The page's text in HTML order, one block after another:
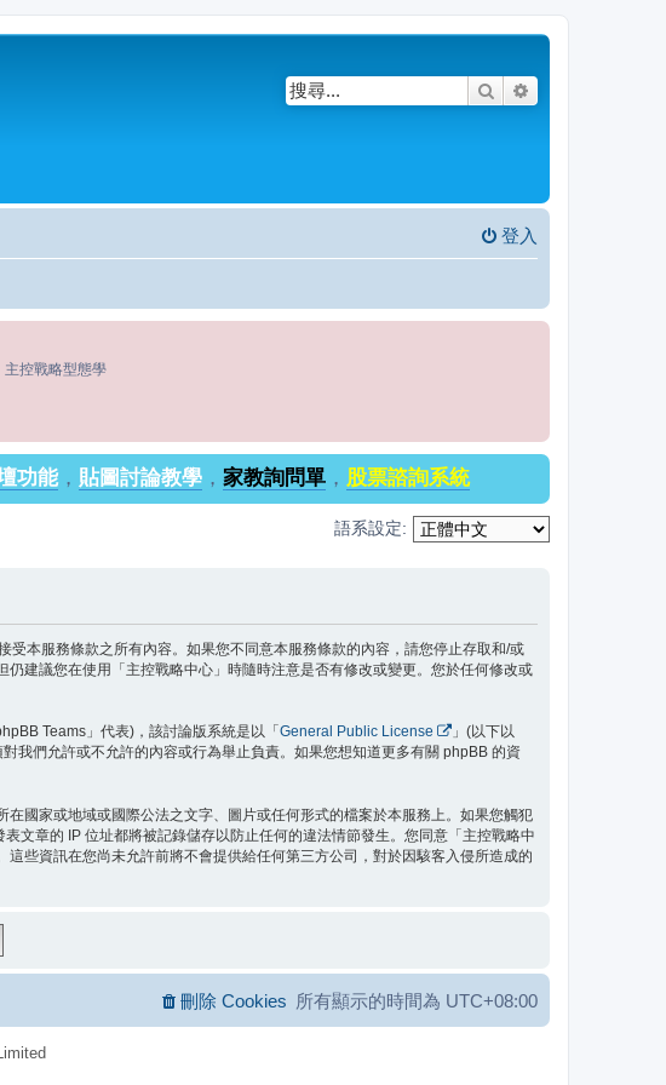
搜尋
登入
主控戰略型態學
功能， 貼圖討論教學 ， 家教詢問單 ， 股票諮詢系統
語系設定:
本服務條款之所有內容。如果您不同意本服務條款的內容，請您停止存取和/或
建議您在使用「主控戰略中心」時隨時注意是否有修改或變更。您於任何修改或
Teams」代表)，該討論版系統是以「General Public License
」(以下以
我們允許或不允許的內容或行為舉止負責。如果您想知道更多有關 phpBB 的資
國家或地域或國際公法之文字、圖片或任何形式的檔案於本服務上。如果您觸犯
文章的 IP 位址都將被記錄儲存以防止任何的違法情節發生。您同意「主控戰略中
些資訊在您尚未允許前將不會提供給任何第三方公司，對於因駭客入侵所造成的
所有顯示的時間為 UTC+08:00
刪除 Cookies